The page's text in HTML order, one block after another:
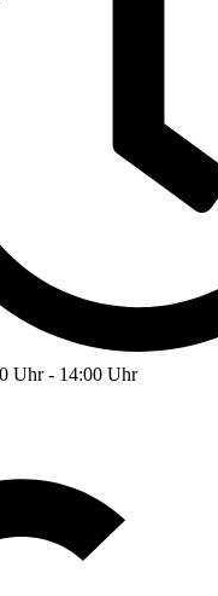
Uhr - 14:00 Uhr